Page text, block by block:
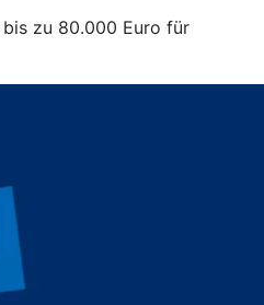
bis zu 80.000 Euro für